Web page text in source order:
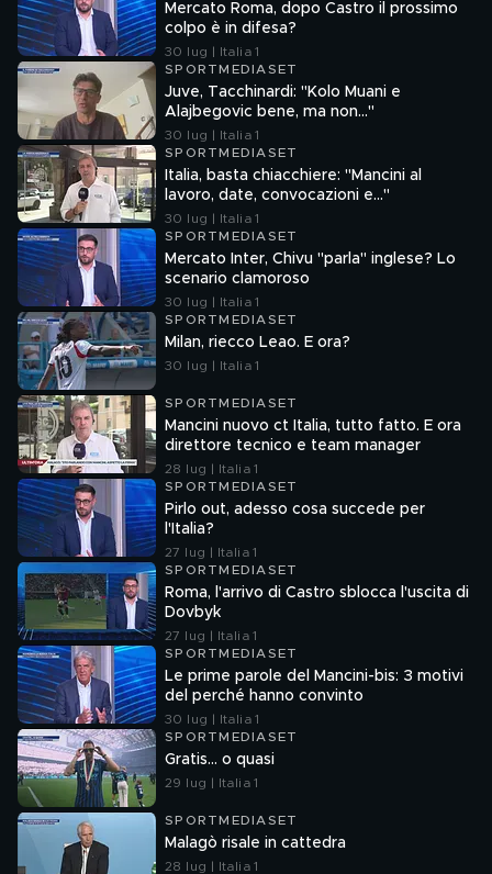
Mercato Roma, dopo Castro il prossimo
colpo è in difesa?
30 lug | Italia 1
SPORTMEDIASET
Juve, Tacchinardi: "Kolo Muani e
Alajbegovic bene, ma non..."
30 lug | Italia 1
SPORTMEDIASET
Italia, basta chiacchiere: "Mancini al
lavoro, date, convocazioni e…"
30 lug | Italia 1
SPORTMEDIASET
Mercato Inter, Chivu "parla" inglese? Lo
scenario clamoroso
30 lug | Italia 1
SPORTMEDIASET
Milan, riecco Leao. E ora?
30 lug | Italia 1
SPORTMEDIASET
Mancini nuovo ct Italia, tutto fatto. E ora
direttore tecnico e team manager
28 lug | Italia 1
SPORTMEDIASET
Pirlo out, adesso cosa succede per
l'Italia?
27 lug | Italia 1
SPORTMEDIASET
Roma, l'arrivo di Castro sblocca l'uscita di
Dovbyk
27 lug | Italia 1
SPORTMEDIASET
Le prime parole del Mancini-bis: 3 motivi
del perché hanno convinto
30 lug | Italia 1
SPORTMEDIASET
Gratis... o quasi
29 lug | Italia 1
SPORTMEDIASET
Malagò risale in cattedra
28 lug | Italia 1